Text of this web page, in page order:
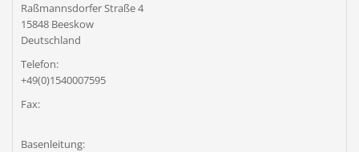
Raßmannsdorfer Straße 4
15848 Beeskow
Deutschland
Telefon:
+49(0)1540007595
Fax:
Basenleitung: